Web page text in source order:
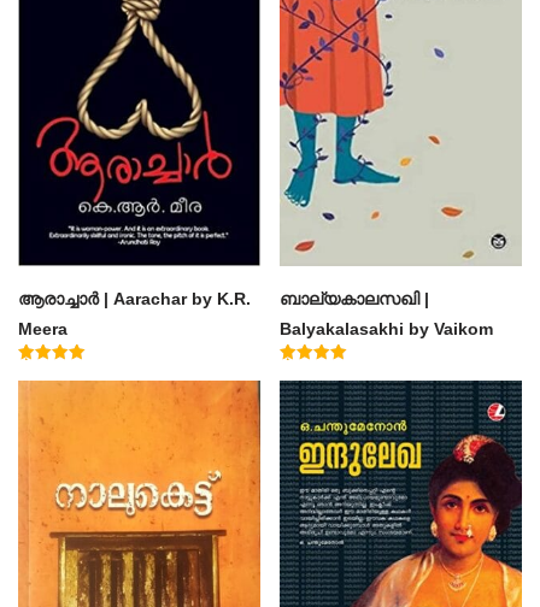
ആരാച്ചാര്‍ | Aarachar by K.R.
Meera
ബാല്യകാലസഖി |
Balyakalasakhi by Vaikom
Muhammad Basheer
4.60
out of 5